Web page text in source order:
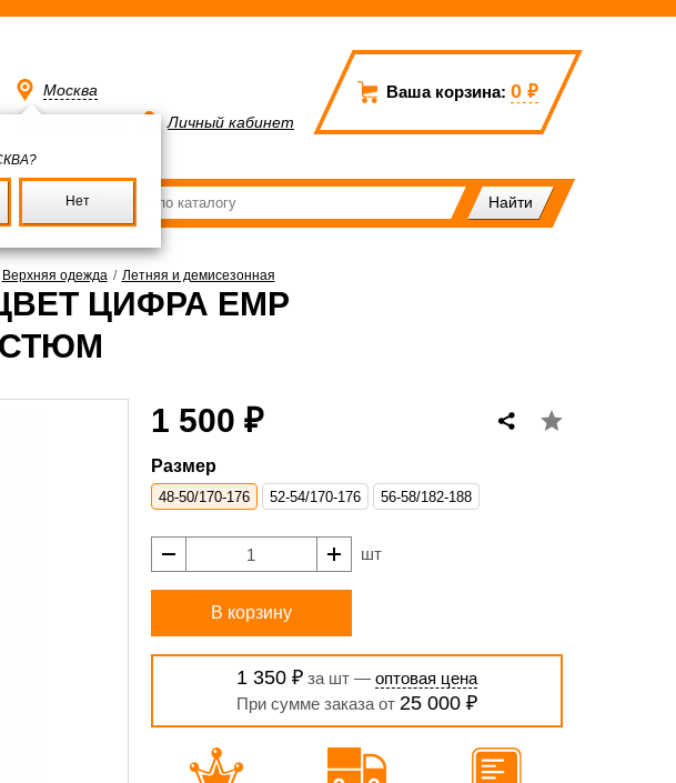
Ваша корзина: 0 ₽
Москва
Нет
Личный кабинет
Верхняя одежда / Летняя и демисезонная
ЦИФРА ЕМР
1 500 ₽
Размер
48-50/170-176 52-54/170-176 56-58/182-188
шт
В корзину
1 350 ₽за шт — оптовая цена
При сумме заказа от 25 000 ₽